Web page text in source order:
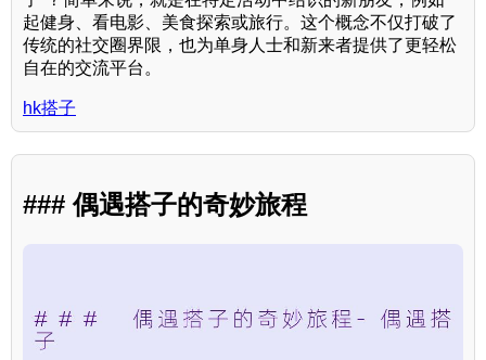
起健身、看电影、美食探索或旅行。这个概念不仅打破了
传统的社交圈界限，也为单身人士和新来者提供了更轻松
自在的交流平台。
hk搭子
### 偶遇搭子的奇妙旅程